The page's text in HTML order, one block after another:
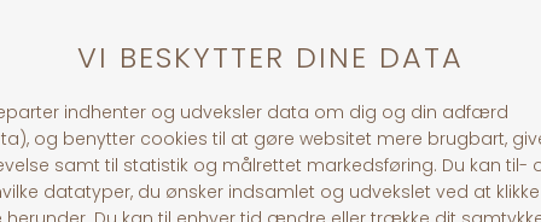
45 kg +
430 g +
30 dages returret